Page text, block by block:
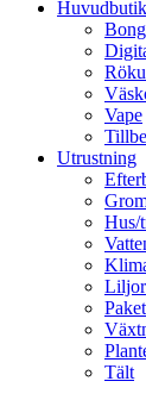
Huvudbutik
Vape
Utrustning
Hus/
Liljor
Tält